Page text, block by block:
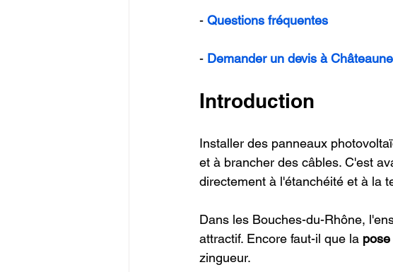
- Questions fréquentes
- Demander un devis à
Introduction
Installer des panneaux
et à brancher des câbles. C'est
directement à l'étanchéité et à la
Dans les Bouches-du-Rhône,
attractif. Encore faut-il que la
zingueur.